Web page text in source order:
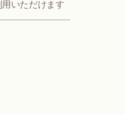
いただけます